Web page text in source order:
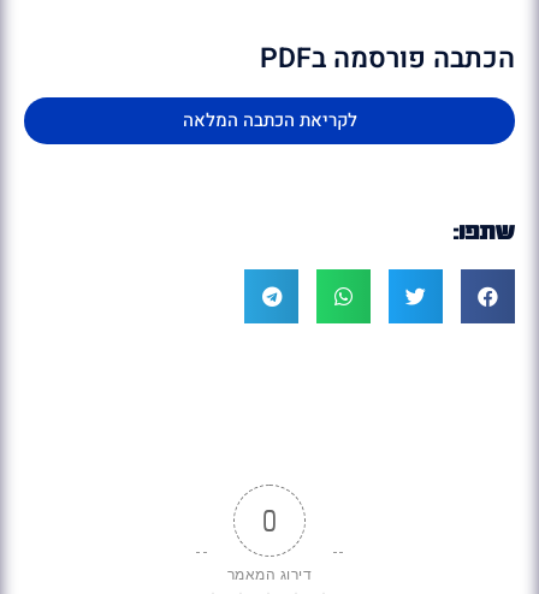
הכתבה פורסמה בPDF
לקריאת הכתבה המלאה
שתפו:
0
דירוג המאמר